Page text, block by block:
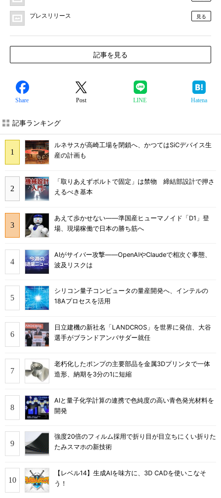
プレスリリース 見る
記事を見る
Share Post LINE Hatena
記事ランキング
ルネサスが高崎工場を閉鎖へ、かつてはSiCデバイス生
産の計画も
「取りあえずボルトで固定」は禁物 締結部設計で押さ
えるべき基本
あえて歩かせない――準国産ヒューマノイド「D1」登
場、現場稼働で日本の勝ち筋へ
AIがサイバー攻撃――OpenAIやClaudeで相次ぐ事態、
波及リスクは
シリコン量子コンピュータの量産開発へ、インテルの
18Aプロセスを活用
日立建機の新社名「LANDCROS」を世界に発信、大谷
選手がブランドアンバサダー就任
老朽化したポンプの主要部品を金属3Dプリンタで一体
造形、納期を3分の1に短縮
AIと量子化学計算の連携で色純度の高い青色発光材料を
開発
強度20倍のフィルム採用で折り目が目立ちにくい折りた
たみスマホの新技術
【レベル14】生成AIを味方に、3D CADを使いこなそ
う！